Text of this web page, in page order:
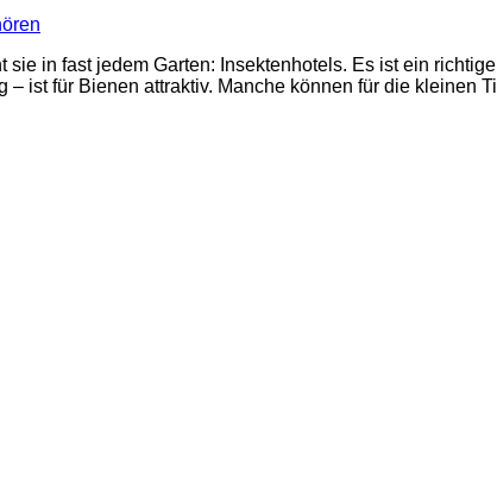
sie in fast jedem Garten: Insektenhotels. Es ist ein
– ist für Bienen attraktiv. Manche können für die kleinen